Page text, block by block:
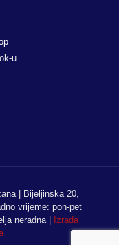
u
| Bijeljinska 20,
vrijeme: pon-pet
neradna |
Izrada